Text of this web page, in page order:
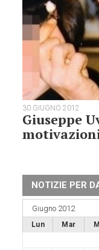
30 GIUGNO 2012
Giuseppe
NOTIZIE PER
Giugno 2012
Lun Mar